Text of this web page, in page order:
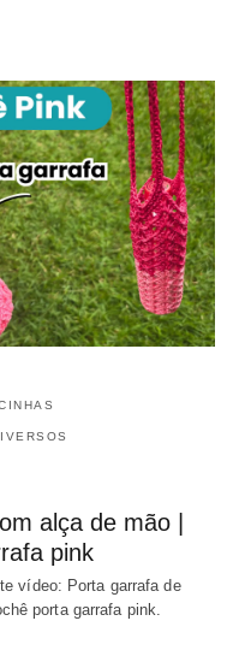
alça de mão |
pink
vídeo: Porta garrafa de
porta garrafa pink.